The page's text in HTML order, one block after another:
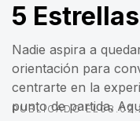
5 Estrellas
Nadie aspira a
orientación para
centrarte en la
punto de partida.
PUBLICADO EL